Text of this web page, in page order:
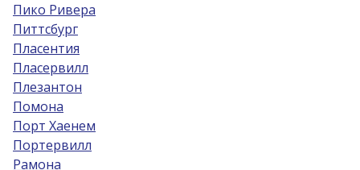
Пико Ривера
Питтсбург
Пласентия
Пласервилл
Плезантон
Помона
Порт Хаенем
Портервилл
Рамона